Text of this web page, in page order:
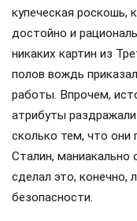
купеческая роскошь,
достойно и
никаких картин из
полов вождь
работы. Впрочем,
атрибуты
сколько тем, что они
Сталин, маниакально
сделал это, конечно,
безопасности.